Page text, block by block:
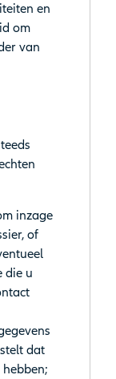
en
om
van
inzage
of
die u
dat